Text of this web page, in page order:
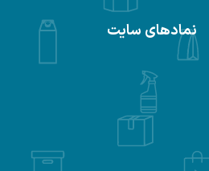
نمادهای سایت